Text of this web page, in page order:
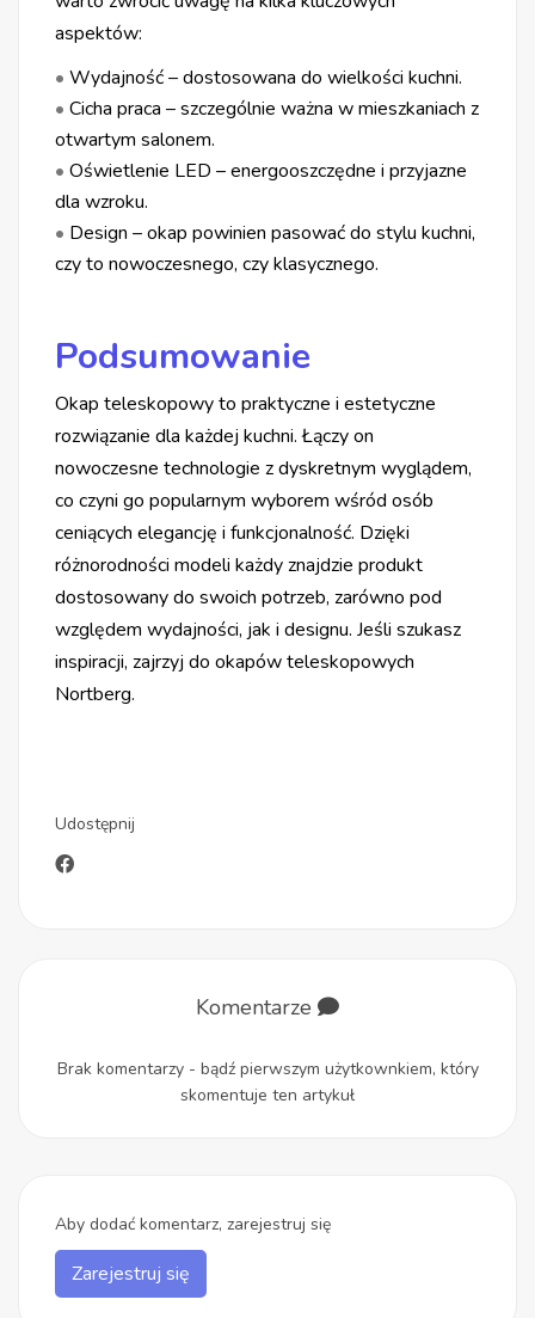
aspektów:
• Wydajność – dostosowana do wielkości kuchni.
• Cicha praca – szczególnie ważna w mieszkaniach z
otwartym salonem.
• Oświetlenie LED – energooszczędne i przyjazne
dla wzroku.
• Design – okap powinien pasować do stylu kuchni,
czy to nowoczesnego, czy klasycznego.
Podsumowanie
Okap teleskopowy to praktyczne i estetyczne
rozwiązanie dla każdej kuchni. Łączy on
nowoczesne technologie z dyskretnym wyglądem,
co czyni go popularnym wyborem wśród osób
ceniących elegancję i funkcjonalność. Dzięki
różnorodności modeli każdy znajdzie produkt
dostosowany do swoich potrzeb, zarówno pod
względem wydajności, jak i designu. Jeśli szukasz
inspiracji, zajrzyj do okapów teleskopowych
Nortberg.
Udostępnij
Komentarze
Brak komentarzy - bądź pierwszym użytkownkiem, który
skomentuje ten artykuł
Aby dodać komentarz, zarejestruj się
Zarejestruj się